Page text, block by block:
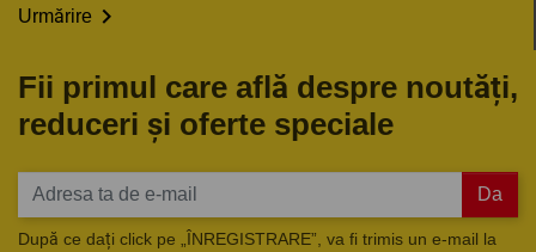
Urmărire 
Fii primul care află despre noutăți,
reduceri și oferte speciale
Da
După ce dați click pe „ÎNREGISTRARE”, va fi trimis un e-mail la